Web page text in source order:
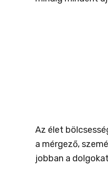
Az élet
a mérgező,
jobban a